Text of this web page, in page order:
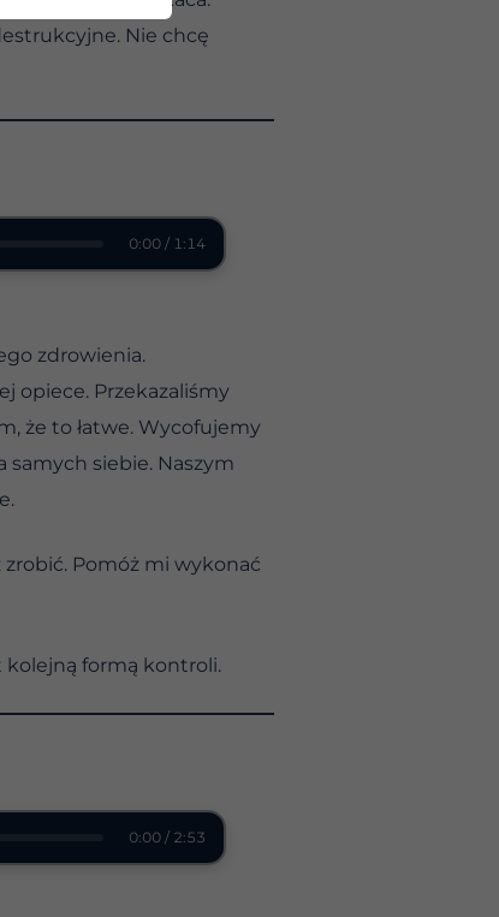
Nie chcę
0:00 / 1:14
zdrowienia.
opiece. Przekazaliśmy
że to łatwe. Wycofujemy
samych siebie. Naszym
zrobić. Pomóż mi wykonać
kolejną formą kontroli.
0:00 / 2:53